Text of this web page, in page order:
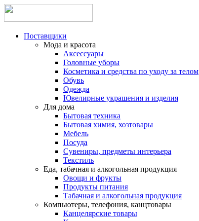
Поставщики
Мода и красота
Аксессуары
Головные уборы
Косметика и средства по уходу за телом
Обувь
Одежда
Ювелирные украшения и изделия
Для дома
Бытовая техника
Бытовая химия, хозтовары
Мебель
Посуда
Сувениры, предметы интерьера
Текстиль
Еда, табачная и алкогольная продукция
Овощи и фрукты
Продукты питания
Табачная и алкогольная продукция
Компьютеры, телефония, канцтовары
Канцелярские товары